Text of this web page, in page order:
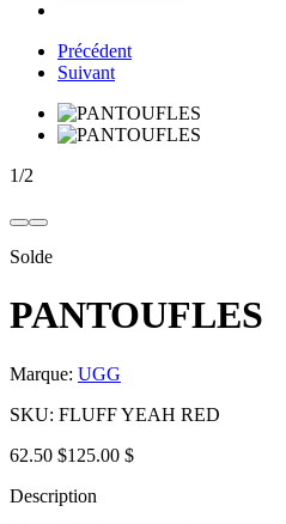
Précédent
Suivant
1/2
Solde
PANTOUFLES
Marque: UGG
SKU: FLUFF YEAH RED
62.50 $125.00 $
Description